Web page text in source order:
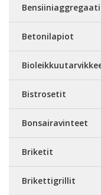
Betonilapiot
Bistrosetit
Bonsairavinteet
Briketit
Brikettigrillit